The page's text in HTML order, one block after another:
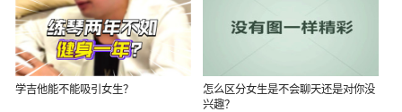
学吉他能不能吸引女生？
怎么区分女生是不会聊天还是对你没
兴趣？